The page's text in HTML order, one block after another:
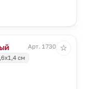
Арт. 17301.30
см
☆